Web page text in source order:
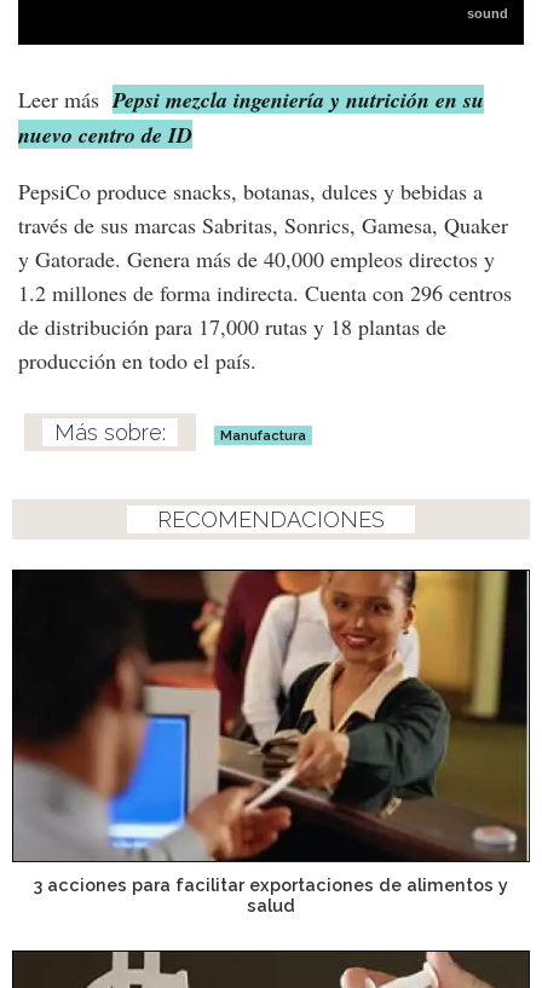
Leer más Pepsi mezcla ingeniería y nutrición en su
nuevo centro de ID
PepsiCo produce snacks, botanas, dulces y bebidas a
través de sus marcas Sabritas, Sonrics, Gamesa, Quaker
y Gatorade. Genera más de 40,000 empleos directos y
1.2 millones de forma indirecta. Cuenta con 296 centros
de distribución para 17,000 rutas y 18 plantas de
producción en todo el país.
Manufactura
RECOMENDACIONES
3 acciones para facilitar exportaciones de alimentos y
salud